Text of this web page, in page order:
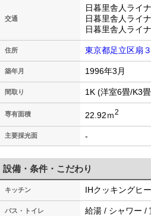
交通
日暮里舎人ライ
日暮里舎人ライ
日暮里舎人ライ
住所 東京都足立区扇
築年月 1996年3月
間取り 1K (洋室6畳/K3
専有面積 22.92ｍ2
主要採光面 -
設備・条件・こだわり
キッチン IHクッキングヒ
バス・トイレ 給湯 / シャワー /